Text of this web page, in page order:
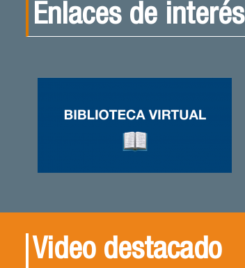
Enlaces de interés
Video destacado